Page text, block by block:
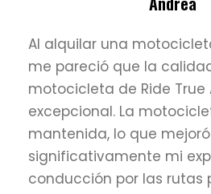
Al alquilar una
me pareció que la
motocicleta de Ride True
excepcional. La
mantenida, lo que mejoró
significativamente mi
conducción por las rutas